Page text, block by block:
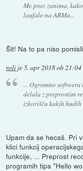
Me prav zanima,
laufalo na ARMu...
Šit! Na to pa niso
roli je5. apr 2018 ob 21:04
... Ogromno
delala z preprostim
izkorišča kakih hudih
Upam da se hecaš. Pri
klici funkcij
funkcije, ... Preprost
programih tipa "Hello